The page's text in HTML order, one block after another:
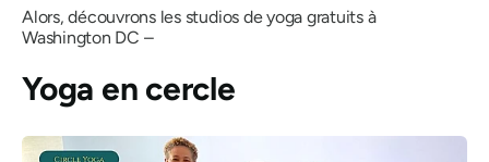
Alors, découvrons les studios de yoga gratuits à
Washington DC –
Yoga en cercle